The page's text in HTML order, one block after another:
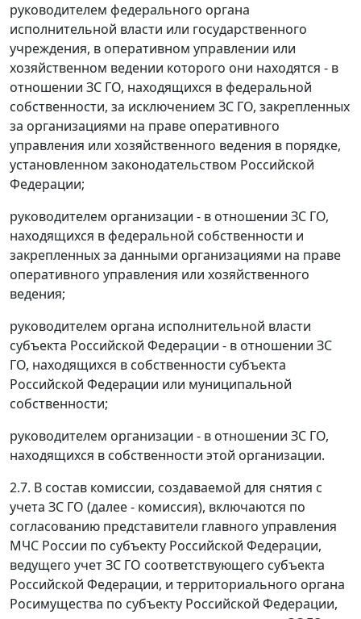
руководителем федерального органа
исполнительной власти или государственного
учреждения, в оперативном управлении или
хозяйственном ведении которого они находятся - в
отношении ЗС ГО, находящихся в федеральной
собственности, за исключением ЗС ГО, закрепленных
за организациями на праве оперативного
управления или хозяйственного ведения в порядке,
установленном законодательством Российской
Федерации;
руководителем организации - в отношении ЗС ГО,
находящихся в федеральной собственности и
закрепленных за данными организациями на праве
оперативного управления или хозяйственного
ведения;
руководителем органа исполнительной власти
субъекта Российской Федерации - в отношении ЗС
ГО, находящихся в собственности субъекта
Российской Федерации или муниципальной
собственности;
руководителем организации - в отношении ЗС ГО,
находящихся в собственности этой организации.
2.7. В состав комиссии, создаваемой для снятия с
учета ЗС ГО (далее - комиссия), включаются по
согласованию представители главного управления
МЧС России по субъекту Российской Федерации,
ведущего учет ЗС ГО соответствующего субъекта
Российской Федерации, и территориального органа
Росимущества по субъекту Российской Федерации,